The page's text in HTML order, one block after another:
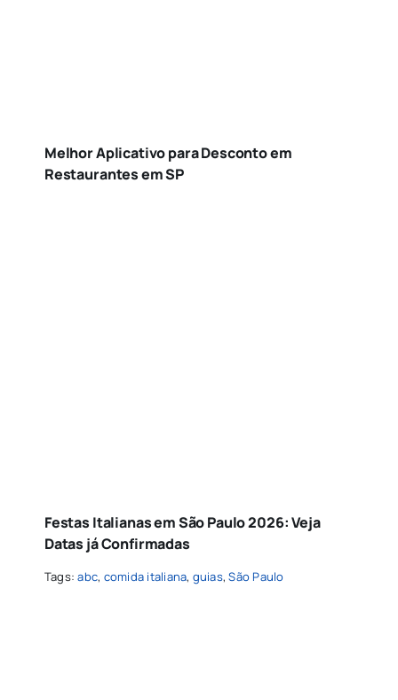
Melhor Aplicativo para Desconto em
Restaurantes em SP
Festas Italianas em São Paulo 2026: Veja
Datas já Confirmadas
Tags:abc, comida italiana, guias,São Paulo